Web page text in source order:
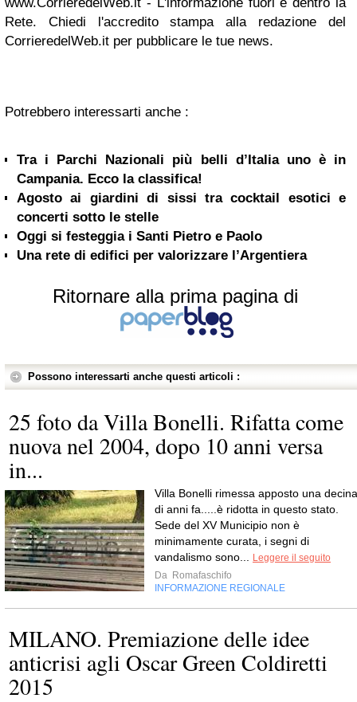
Rete. Chiedi l'accredito stampa alla redazione del
CorrieredelWeb.it per pubblicare le tue news.
Potrebbero interessarti anche :
Tra i Parchi Nazionali più belli d’Italia uno è in
Campania. Ecco la classifica!
Agosto ai giardini di sissi tra cocktail esotici e
concerti sotto le stelle
Oggi si festeggia i Santi Pietro e Paolo
Una rete di edifici per valorizzare l’Argentiera
Ritornare alla prima pagina di
Possono interessarti anche questi articoli :
25 foto da Villa Bonelli. Rifatta come
nuova nel 2004, dopo 10 anni versa
in...
Villa Bonelli rimessa apposto una decina
di anni fa.....è ridotta in questo stato.
Sede del XV Municipio non è
minimamente curata, i segni di
vandalismo sono...
Leggere il seguito
Da Romafaschifo
INFORMAZIONE REGIONALE
MILANO. Premiazione delle idee
anticrisi agli Oscar Green Coldiretti
2015